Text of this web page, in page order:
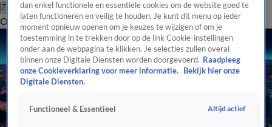
Zoeken
OverzichtRegioUitzendingenWeerTip de redactiePanelVideo's
dan enkel functionele en essentiële cookies om de website goed te
laten functioneren en veilig te houden. Je kunt dit menu op ieder
moment opnieuw openen om je keuzes te wijzigen of om je
toestemming in te trekken door op de link Cookie-instellingen
onder aan de webpagina te klikken. Je selecties zullen overal
binnen onze Digitale Diensten worden doorgevoerd. Raadpleeg
onze Cookieverklaring voor meer informatie.
Bekijk hier onze
Digitale Diensten.
Functioneel & Essentieel Altijd actief